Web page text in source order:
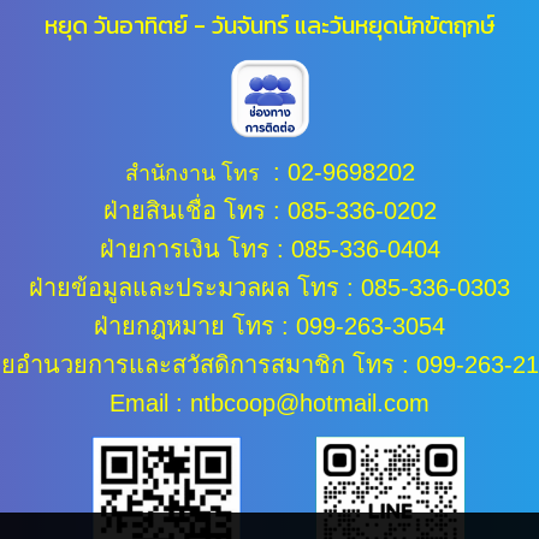
หยุด วันอาทิตย์ - วันจันทร์ และวันหยุดนักขัตฤกษ์
สำนักงาน โทร : 02-9698202
ฝ่ายสินเชื่อ โทร : 085-336-0202
ฝ่ายการเงิน โทร : 085-336-0404
ฝ่ายข้อมูลและประมวลผล โทร : 085-336-0303
ฝ่ายกฎหมาย โทร : 099-263-3054
อำนวยการและสวัสดิการสมาชิก โทร : 099-263-
Email : ntbcoop@hotmail.com